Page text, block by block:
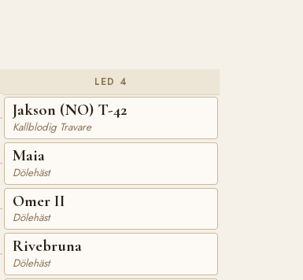
LED 4
Jakson (NO) T-42
Kallblodig Travare
Maia
Dölehäst
Omer II
Dölehäst
Rivebruna
Dölehäst